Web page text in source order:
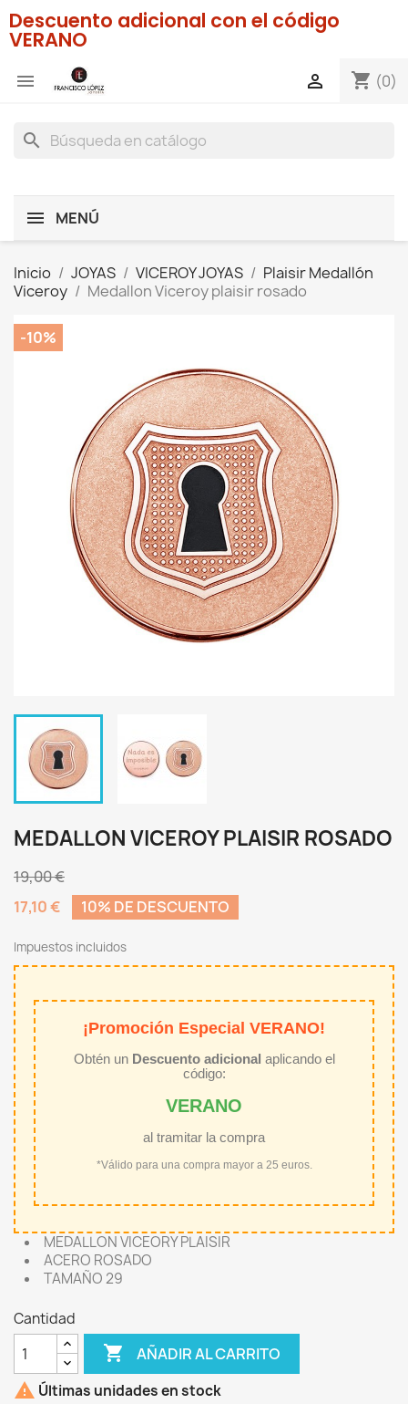
Descuento adicional con el código
VERANO
 shopping_cart (0)

search
MENÚ
Inicio JOYAS VICEROY JOYAS
Plaisir Medallón
Viceroy
Medallon Viceroy plaisir rosado
-10%
MEDALLON VICEROY PLAISIR ROSADO
19,00 €
17,10 €
10% DE DESCUENTO
Impuestos incluidos
¡Promoción Especial VERANO!
Obtén un Descuento adicional aplicando el
código:
VERANO
al tramitar la compra
*Válido para una compra mayor a 25 euros.
MEDALLON VICEORY PLAISIR
ACERO ROSADO
TAMAÑO 29
Cantidad
 AÑADIR AL CARRITO
 Últimas unidades en stock